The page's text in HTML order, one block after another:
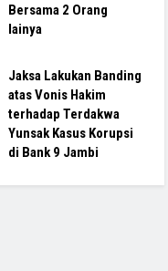
Bersama 2 Orang
lainya
Jaksa Lakukan Banding
atas Vonis Hakim
terhadap Terdakwa
Yunsak Kasus Korupsi
di Bank 9 Jambi